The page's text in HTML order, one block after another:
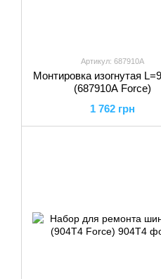
Артикул: 687910A
Монтировка изогнутая
(687910A Force)
1 762 грн